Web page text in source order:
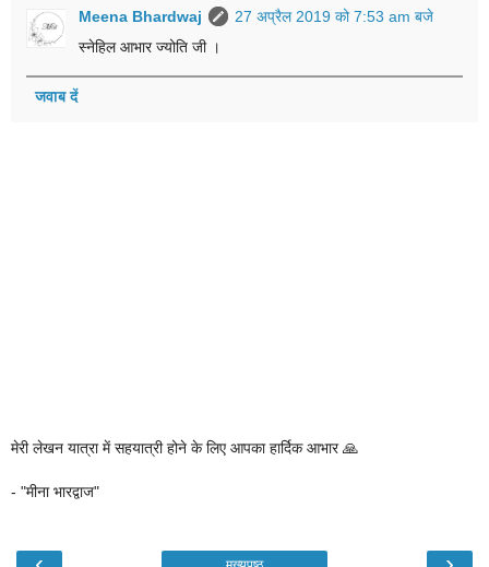
Meena Bhardwaj
27 अप्रैल 2019 को 7:53 am बजे
स्नेहिल आभार ज्योति जी ।
जवाब दें
मेरी लेखन यात्रा में सहयात्री होने के लिए आपका हार्दिक आभार 🙏
- "मीना भारद्वाज"